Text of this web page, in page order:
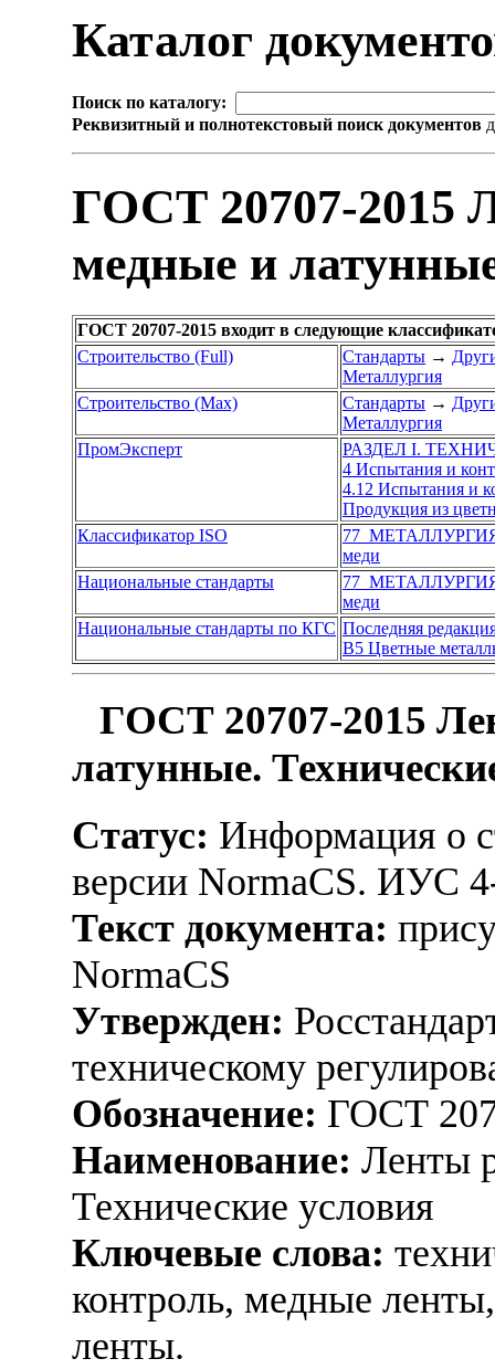
Каталог
Поиск по каталогу:
Реквизитный и полнотекстовый поиск документов
ГОСТ 20707-2015
медные и
ГОСТ 20707-2015 входит в следующие
Строительство (Full)
Стандарты →
Металлургия
Строительство (Max)
Стандарты →
Металлургия
ПромЭксперт
РАЗДЕЛ I.
4 Испытания и
4.12 Испытания и
Продукция из
Классификатор ISO
77
меди
Национальные стандарты
77
меди
Национальные стандарты по КГС Последняя
В5 Цветные
ГОСТ 20707-2015
латунные.
Статус: Информация о
версии NormaCS. ИУС
Текст документа:
NormaCS
Утвержден:
техническому
Обозначение: ГОСТ
Наименование: Ленты
Технические условия
Ключевые слова:
контроль, медные
ленты.